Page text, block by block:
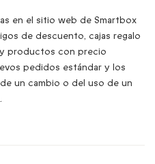
en el sitio web de Smartbox
de descuento, cajas regalo
productos con precio
pedidos estándar y los
un cambio o del uso de un